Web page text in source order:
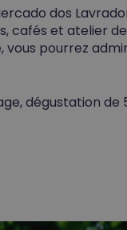
dos
cafés et atelier
vous pourrez
dégustation de